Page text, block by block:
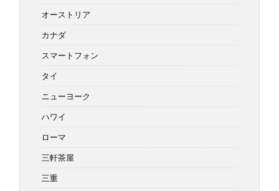
オーストリア
カナダ
スマートフォン
タイ
ニューヨーク
ハワイ
ローマ
三軒茶屋
三重